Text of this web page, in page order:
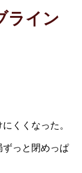
ライン
くくなった。
っと閉めっぱ